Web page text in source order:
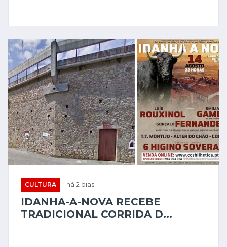
CULTURA há 2 dias
IDANHA-A-NOVA RECEBE
TRADICIONAL CORRIDA D...